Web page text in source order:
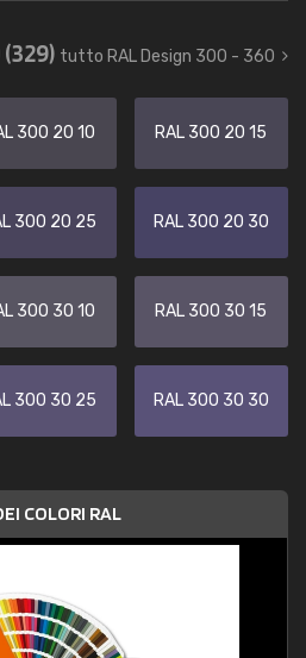
(329) tutto RAL Design 300 - 360
300 20 10 RAL 300 20 15
300 20 25 RAL 300 20 30
300 30 10 RAL 300 30 15
300 30 25 RAL 300 30 30
COLORI RAL